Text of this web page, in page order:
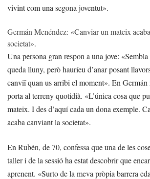
vivint com una segona joventut».
Germán Menéndez: «Canviar un mateix
societat».
Una persona gran respon a una jove:
queda lluny, però hauríeu d’anar posant
canviï quan us arribi el moment». En
porta al terreny quotidià. «L’única cosa que
mateix. I des d’aquí cada un dona exemple.
acaba canviant la societat».
En Rubén, de 70, confessa que una de les
taller i de la sessió ha estat descobrir que
aprenent. «Surto de la meva pròpia barrera